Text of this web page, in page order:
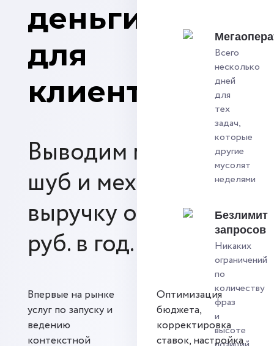
деньги
для
клиентов
Выводим магазины
шуб и меха на
выручку от 20 млн.
руб. в год.
Всего
несколько
дней
для
тех
задач,
которые
другие
мусолят
неделями
Безлимит
запросов
Никаких
ограничений
по
количеству
фраз
и
высоте
Впервые на рынке
услуг по запуску и
ведению
контекстной
Оптимизация
бюджета,
корректировка
ставок, настройка